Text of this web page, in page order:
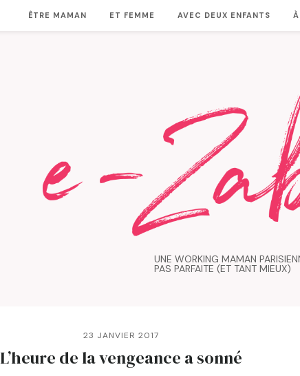
ÊTRE MAMAN ET FEMME AVEC DEUX ENFANTS
UNE WORKING MAMAN
PAS PARFAITE (ET TANT MIEUX)
23 JANVIER 2017
L’heure de la vengeance a sonné